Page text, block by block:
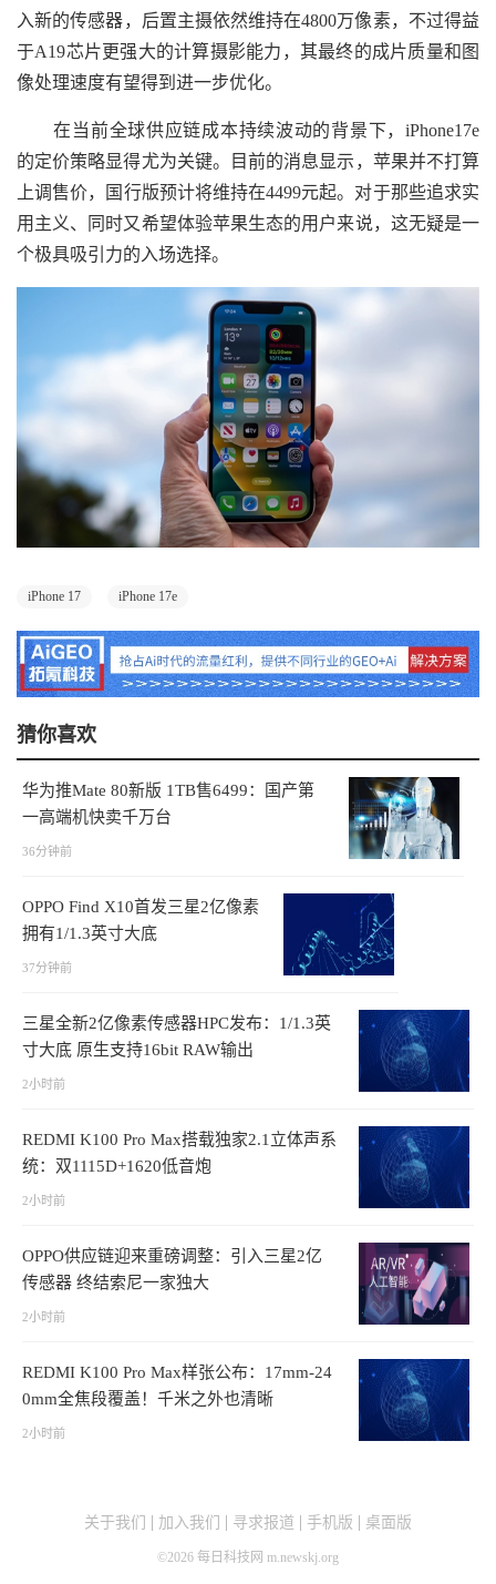
入新的传感器，后置主摄依然维持在4800万像素，不过得益
于A19芯片更强大的计算摄影能力，其最终的成片质量和图
像处理速度有望得到进一步优化。
在当前全球供应链成本持续波动的背景下，iPhone17e
的定价策略显得尤为关键。目前的消息显示，苹果并不打算
上调售价，国行版预计将维持在4499元起。对于那些追求实
用主义、同时又希望体验苹果生态的用户来说，这无疑是一
个极具吸引力的入场选择。
iPhone 17 iPhone 17e
猜你喜欢
华为推Mate 80新版 1TB售6499：国产第
一高端机快卖千万台
36分钟前
OPPO Find X10首发三星2亿像素
拥有1/1.3英寸大底
37分钟前
三星全新2亿像素传感器HPC发布：1/1.3英
寸大底 原生支持16bit RAW输出
2小时前
REDMI K100 Pro Max搭载独家2.1立体声系
统：双1115D+1620低音炮
2小时前
OPPO供应链迎来重磅调整：引入三星2亿
传感器 终结索尼一家独大
2小时前
REDMI K100 Pro Max样张公布：17mm-24
0mm全焦段覆盖！千米之外也清晰
2小时前
关于我们 加入我们 寻求报道 手机版 桌面版
©2026 每日科技网 m.newskj.org